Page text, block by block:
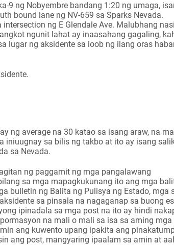
9 ng Nobyembre bandang 1:20 ng umaga,
bound lane ng NV-659 sa Sparks Nevada.
ng E Glendale Ave. Malubhang
ngunit lahat ay inaasahang gagaling,
lugar ng aksidente sa loob ng ilang oras
ng average na 30 katao sa isang araw, na
iniuugnay sa bilis ng takbo at ito ay isang
sa Nevada.
ng paggamit ng mga pangalawang
sa mga mapagkukunang ito ang mga
bulletin ng Balita ng Pulisya ng Estado, mga
sa pinsala na nagaganap sa buong
ipinadala sa mga post na ito ay hindi
na mali o mali sa isa sa aming mga
ang kuwento upang ipakita ang
ang post, mangyaring ipaalam sa amin at